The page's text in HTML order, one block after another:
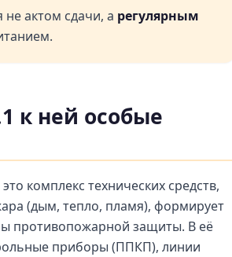
актом сдачи, а регулярным
к ней особые
комплекс технических средств,
(дым, тепло, пламя), формирует
противопожарной защиты. В её
приборы (ППКП), линии